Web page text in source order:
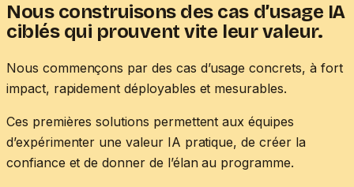
Nous construisons des cas d’usage IA
ciblés qui prouvent vite leur valeur.
Nous commençons par des cas d’usage concrets, à fort
impact, rapidement déployables et mesurables.
Ces premières solutions permettent aux équipes
d’expérimenter une valeur IA pratique, de créer la
confiance et de donner de l’élan au programme.